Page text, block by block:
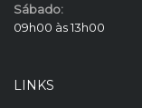
Sábado:
09h00 às 13h00
LINKS